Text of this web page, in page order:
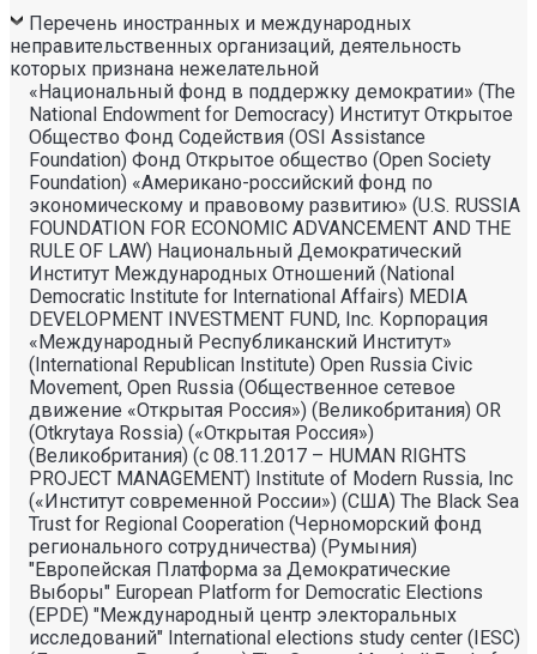
Перечень иностранных и международных
неправительственных организаций, деятельность
которых признана нежелательной
«Национальный фонд в поддержку демократии» (The
National Endowment for Democracy) Институт Открытое
Общество Фонд Содействия (OSI Assistance
Foundation) Фонд Открытое общество (Open Society
Foundation) «Американо-российский фонд по
экономическому и правовому развитию» (U.S. RUSSIA
FOUNDATION FOR ECONOMIC ADVANCEMENT AND THE
RULE OF LAW) Национальный Демократический
Институт Международных Отношений (National
Democratic Institute for International Affairs) MEDIA
DEVELOPMENT INVESTMENT FUND, Inc. Корпорация
«Международный Республиканский Институт»
(International Republican Institute) Open Russia Civic
Movement, Open Russia (Общественное сетевое
движение «Открытая Россия») (Великобритания) OR
(Otkrytaya Rossia) («Открытая Россия»)
(Великобритания) (с 08.11.2017 – HUMAN RIGHTS
PROJECT MANAGEMENT) Institute of Modern Russia, Inc
(«Институт современной России») (США) The Black Sea
Trust for Regional Cooperation (Черноморский фонд
регионального сотрудничества) (Румыния)
"Европейская Платформа за Демократические
Выборы" European Platform for Democratic Elections
(EPDE) "Международный центр электоральных
исследований" International elections study center (IESC)